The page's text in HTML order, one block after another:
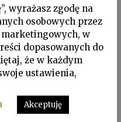
nr 4/132
do Biblioteki
Wenecji. W
piękna XV‑wieczna
pergaminie w
wyrażasz zgodę na
osobowych przez
w
dopasowanych do
że w każdym
ustawienia,
Akceptuję